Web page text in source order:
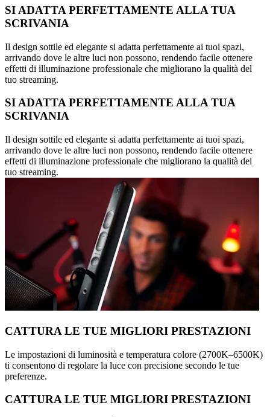
SI ADATTA PERFETTAMENTE ALLA TUA
SCRIVANIA
Il design sottile ed elegante si adatta perfettamente ai tuoi spazi,
arrivando dove le altre luci non possono, rendendo facile ottenere
effetti di illuminazione professionale che migliorano la qualità del
tuo streaming.
SI ADATTA PERFETTAMENTE ALLA TUA
SCRIVANIA
Il design sottile ed elegante si adatta perfettamente ai tuoi spazi,
arrivando dove le altre luci non possono, rendendo facile ottenere
effetti di illuminazione professionale che migliorano la qualità del
tuo streaming.
CATTURA LE TUE MIGLIORI PRESTAZIONI
Le impostazioni di luminosità e temperatura colore (2700K–6500K)
ti consentono di regolare la luce con precisione secondo le tue
preferenze.
CATTURA LE TUE MIGLIORI PRESTAZIONI